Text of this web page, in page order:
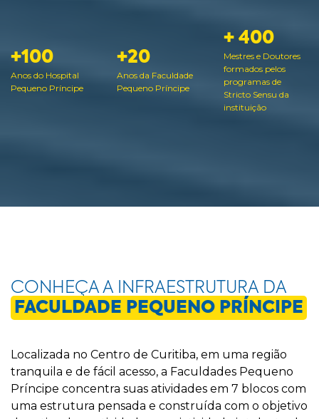
+100
Anos do Hospital
Pequeno Príncipe
+20
Anos da Faculdade
Pequeno Príncipe
+ 400
Mestres e Doutores
formados pelos
programas de
Stricto Sensu da
instituição
CONHEÇA A INFRAESTRUTURA DA
FACULDADE PEQUENO PRÍNCIPE
Localizada no Centro de Curitiba, em uma região
tranquila e de fácil acesso, a Faculdades Pequeno
Príncipe concentra suas atividades em 7 blocos com
uma estrutura pensada e construída com o objetivo